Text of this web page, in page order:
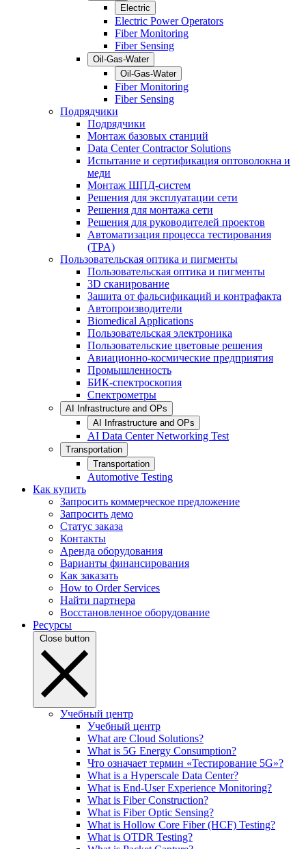
Electric
Electric Power Operators
Fiber Monitoring
Fiber Sensing
Oil-Gas-Water
Oil-Gas-Water
Fiber Monitoring
Fiber Sensing
Подрядчики
Подрядчики
Монтаж базовых станций
Data Center Contractor Solutions
Испытание и сертификация оптоволокна и
меди
Монтаж ШПД-систем
Решения для эксплуатации сети
Решения для монтажа сети
Решения для руководителей проектов
Автоматизация процесса тестирования
(TPA)
Пользовательская оптика и пигменты
Пользовательская оптика и пигменты
3D сканирование
Зашита от фальсификаций и контрафакта
Автопроизводители
Biomedical Applications
Пользовательская электроника
Пользовательские цветовые решения
Авиационно-космические предприятия
Промышленность
БИК-спектроскопия
Спектрометры
AI Infrastructure and OPs
AI Infrastructure and OPs
AI Data Center Networking Test
Transportation
Transportation
Automotive Testing
Как купить
Запросить коммерческое предложение
Запросить демо
Статус заказа
Контакты
Аренда оборудования
Варианты финансирования
Как заказать
How to Order Services
Найти партнера
Восстановленное оборудование
Ресурсы
Close button
Учебный центр
Учебный центр
What are Cloud Solutions?
What is 5G Energy Consumption?
Что означает термин «Тестирование 5G»?
What is a Hyperscale Data Center?
What is End-User Experience Monitoring?
What is Fiber Construction?
What is Fiber Optic Sensing?
What is Hollow Core Fiber (HCF) Testing?
What is OTDR Testing?